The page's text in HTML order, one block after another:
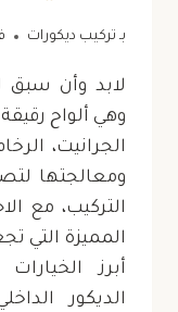
بـ تركيب ديكورات
لابد وأن سبق
وهي ألواح
الجرانيت،
ومعالجتها
التركيب، مع
المميزة التي
أبرز
الديكور